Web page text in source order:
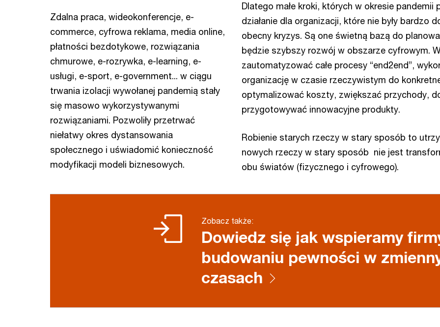
Zdalna praca, wideokonferencje, e-
commerce, cyfrowa reklama, media online,
płatności bezdotykowe, rozwiązania
chmurowe, e-rozrywka, e-learning, e-
usługi, e-sport, e-government... w ciągu
trwania izolacji wywołanej pandemią stały
się masowo wykorzystywanymi
rozwiązaniami. Pozwoliły przetrwać
niełatwy okres dystansowania
społecznego i uświadomić konieczność
modyfikacji modeli biznesowych.
Dlatego małe kroki, których w okresie pandemii
działanie dla organizacji, które nie były bardzo
obecny kryzys. Są one świetną bazą do
będzie szybszy rozwój w obszarze cyfrowym.
zautomatyzować całe procesy “end2end”,
organizację w czasie rzeczywistym do
optymalizować koszty, zwiększać przychody,
przygotowywać innowacyjne produkty.
Robienie starych rzeczy w stary sposób to
nowych rzeczy w stary sposób nie jest
obu światów (fizycznego i cyfrowego).
Zobacz także:
Dowiedz się jak wspieramy
budowaniu pewności w
czasach